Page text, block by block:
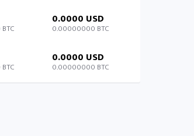
0.0000 USD
0.00000000 BTC
0.0000 USD
0.00000000 BTC